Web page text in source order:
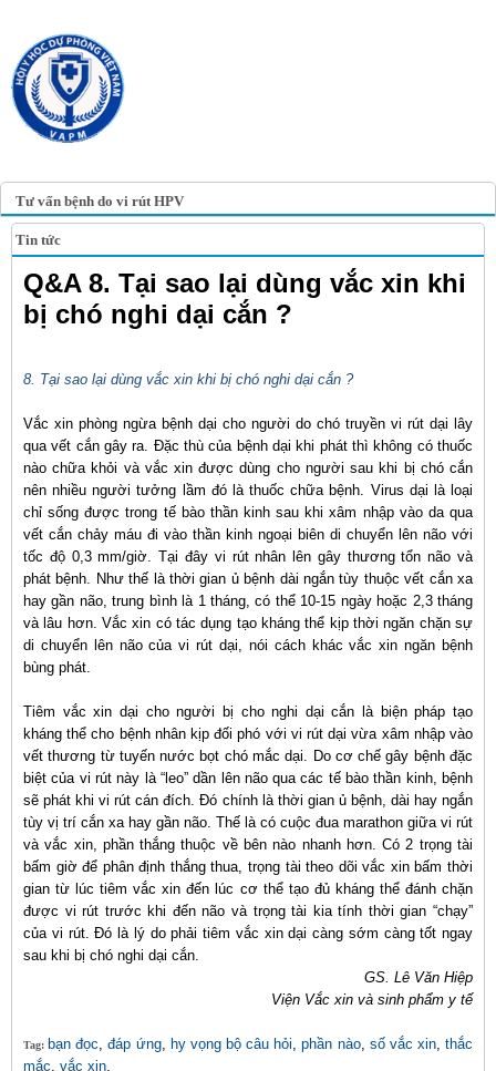
Tư vấn bệnh do vi rút HPV
Tin tức
Q&A 8. Tại sao lại dùng vắc xin khi
bị chó nghi dại cắn ?
8. Tại sao lại dùng vắc xin khi bị chó nghi dại cắn ?
Vắc xin phòng ngừa bệnh dại cho người do chó truyền vi rút dại lây
qua vết cắn gây ra. Đặc thù của bệnh dại khi phát thì không có thuốc
nào chữa khỏi và vắc xin được dùng cho người sau khi bị chó cắn
nên nhiều người tưởng lầm đó là thuốc chữa bệnh. Virus dại là loại
chỉ sống được trong tế bào thần kinh sau khi xâm nhập vào da qua
vết cắn chảy máu đi vào thần kinh ngoại biên di chuyển lên não với
tốc độ 0,3 mm/giờ. Tại đây vi rút nhân lên gây thương tổn não và
phát bệnh. Như thế là thời gian ủ bệnh dài ngắn tùy thuộc vết cắn xa
hay gần não, trung bình là 1 tháng, có thể 10-15 ngày hoặc 2,3 tháng
và lâu hơn. Vắc xin có tác dụng tạo kháng thể kịp thời ngăn chặn sự
di chuyển lên não của vi rút dại, nói cách khác vắc xin ngăn bệnh
bùng phát.
Tiêm vắc xin dại cho người bị cho nghi dại cắn là biện pháp tạo
kháng thể cho bệnh nhân kịp đối phó với vi rút dại vừa xâm nhập vào
vết thương từ tuyến nước bọt chó mắc dại. Do cơ chế gây bệnh đặc
biệt của vi rút này là “leo” dần lên não qua các tế bào thần kinh, bệnh
sẽ phát khi vi rút cán đích. Đó chính là thời gian ủ bệnh, dài hay ngắn
tùy vị trí cắn xa hay gần não. Thế là có cuộc đua marathon giữa vi rút
và vắc xin, phần thắng thuộc về bên nào nhanh hơn. Có 2 trọng tài
bấm giờ để phân định thắng thua, trọng tài theo dõi vắc xin bấm thời
gian từ lúc tiêm vắc xin đến lúc cơ thể tạo đủ kháng thể đánh chặn
được vi rút trước khi đến não và trọng tài kia tính thời gian “chạy”
của vi rút. Đó là lý do phải tiêm vắc xin dại càng sớm càng tốt ngay
sau khi bị chó nghi dại cắn.
GS. Lê Văn Hiệp
Viện Vắc xin và sinh phẩm y tế
Tag: bạn đọc,đáp ứng, hy vọng bộ câu hỏi,phần nào, số vắc xin,thắc
mắc, vắc xin,